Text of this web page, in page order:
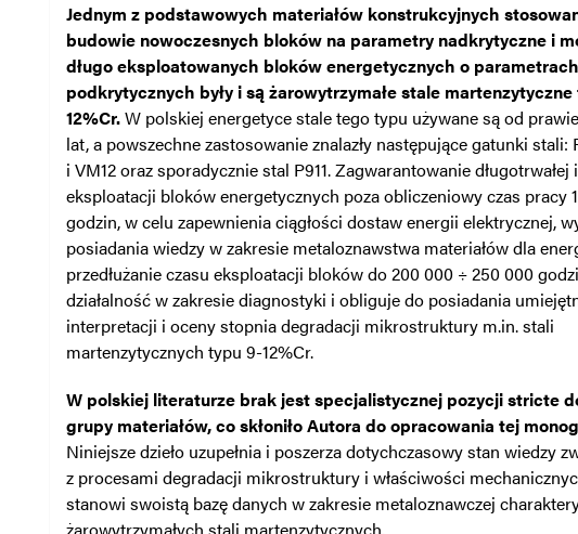
Jednym z podstawowych materiałów konstrukcyjnych
budowie nowoczesnych bloków na parametry nadkrytyczne i
długo eksploatowanych bloków energetycznych o parametrach
podkrytycznych były i są żarowytrzymałe stale
12%Cr.W polskiej energetyce stale tego typu używane są od
lat, a powszechne zastosowanie znalazły następujące gatunki stali:
i VM12 oraz sporadycznie stal P911. Zagwarantowanie długotrwałej
eksploatacji bloków energetycznych poza obliczeniowy czas pracy
godzin, w celu zapewnienia ciągłości dostaw energii elektrycznej,
posiadania wiedzy w zakresie metaloznawstwa materiałów dla
przedłużanie czasu eksploatacji bloków do 200 000 ÷ 250 000
działalność w zakresie diagnostyki i obliguje do posiadania
interpretacji i oceny stopnia degradacji mikrostruktury m.in. stali
martenzytycznych typu 9-12%Cr.
W polskiej literaturze brak jest specjalistycznej pozycji stricte
grupy materiałów, co skłoniło Autora do opracowania tej
Niniejsze dzieło uzupełnia i poszerza dotychczasowy stan wiedzy
z procesami degradacji mikrostruktury i właściwości
stanowi swoistą bazę danych w zakresie metaloznawczej